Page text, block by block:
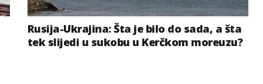
Rusija-Ukrajina: Šta je bilo do sada, a šta
tek slijedi u sukobu u Kerčkom moreuzu?